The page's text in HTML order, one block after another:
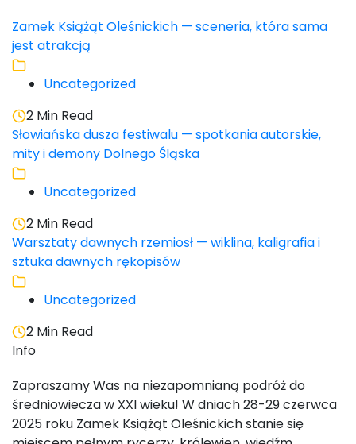
Zamek Książąt Oleśnickich — sceneria, która sama
jest atrakcją
Uncategorized
2 Min Read
Słowiańska dusza festiwalu — spotkania autorskie,
mity i demony Dolnego Śląska
Uncategorized
2 Min Read
Warsztaty dawnych rzemiosł — wiklina, kaligrafia i
sztuka dawnych rękopisów
Uncategorized
2 Min Read
Info
Zapraszamy Was na niezapomnianą podróż do
średniowiecza w XXI wieku! W dniach 28-29 czerwca
2025 roku Zamek Książąt Oleśnickich stanie się